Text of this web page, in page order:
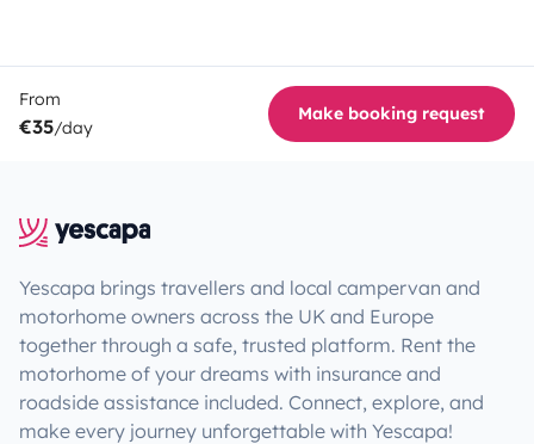
From
€35/day
Make booking request
Yescapa brings travellers and local campervan and
motorhome owners across the UK and Europe
together through a safe, trusted platform. Rent the
motorhome of your dreams with insurance and
roadside assistance included. Connect, explore, and
make every journey unforgettable with Yescapa!